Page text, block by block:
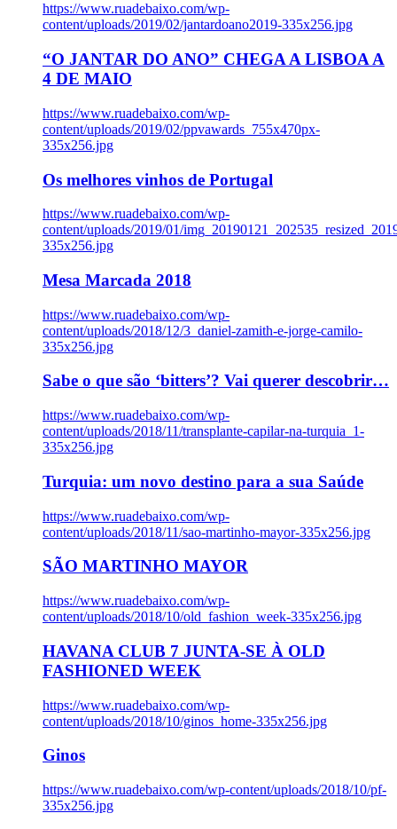
https://www.ruadebaixo.com/wp-
content/uploads/2019/02/jantardoano2019-335x256.jpg
“O JANTAR DO ANO” CHEGA A LISBOA A
4 DE MAIO
https://www.ruadebaixo.com/wp-
content/uploads/2019/02/ppvawards_755x470px-
335x256.jpg
Os melhores vinhos de Portugal
https://www.ruadebaixo.com/wp-
content/uploads/2019/01/
335x256.jpg
Mesa Marcada 2018
https://www.ruadebaixo.com/wp-
content/uploads/2018/12/3_daniel-zamith-e-jorge-camilo-
335x256.jpg
Sabe o que são ‘bitters’? Vai querer descobrir…
https://www.ruadebaixo.com/wp-
content/uploads/2018/11/transplante-capilar-na-turquia_1-
335x256.jpg
Turquia: um novo destino para a sua Saúde
https://www.ruadebaixo.com/wp-
content/uploads/2018/11/sao-martinho-mayor-335x256.jpg
SÃO MARTINHO MAYOR
https://www.ruadebaixo.com/wp-
content/uploads/2018/10/old_fashion_week-335x256.jpg
HAVANA CLUB 7 JUNTA-SE À OLD
FASHIONED WEEK
https://www.ruadebaixo.com/wp-
content/uploads/2018/10/ginos_home-335x256.jpg
Ginos
https://www.ruadebaixo.com/wp-content/uploads/2018/10/pf-
335x256.jpg